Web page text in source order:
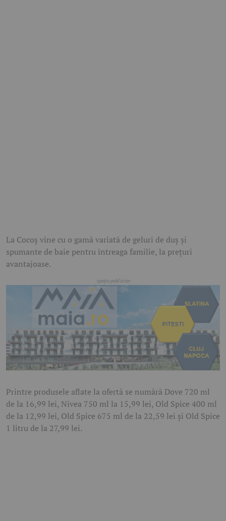
La Cocoș vine cu o gamă variată de geluri de duș și
spumante de baie pentru întreaga familie, la prețuri
avantajoase.
Printre produsele aflate la ofertă se numără Dove 720 ml
de la 16,99 lei, Nivea 750 ml la 15,99 lei, Old Spice 400 ml
de la 12,99 lei, Old Spice 675 ml de la 22,59 lei și Old Spice
1 litru de la 27,99 lei.